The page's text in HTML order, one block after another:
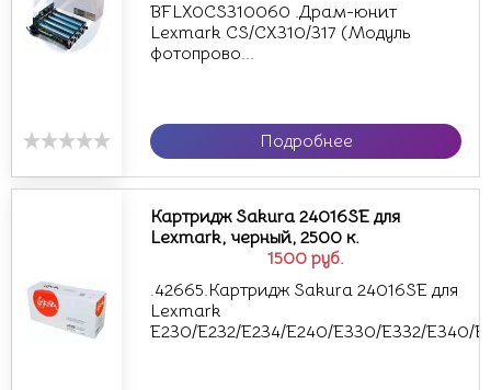
BFLX0CS310060 .Драм-юнит
Lexmark CS/CX310/317 (Модуль
фотопрово...
Подробнее
1500 руб.
Картридж Sakura 24016SE для
Lexmark, черный, 2500 к.
.42665.Картридж Sakura 24016SE для
Lexmark
E230/E232/E234/E240/E330/E332/E340/